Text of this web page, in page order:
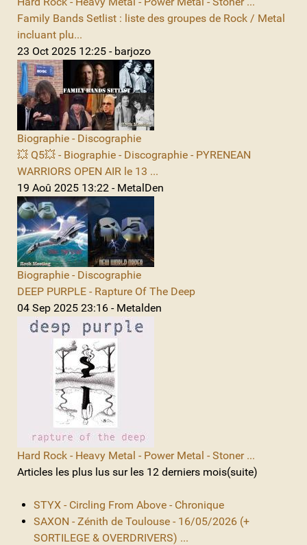
Family Bands Setlist : liste des groupes de Rock / Metal
incluant plu...
23 Oct 2025 12:25 - barjozo
Biographie - Discographie
💥 Q5💥 - Biographie - Discographie - PYRENEAN
WARRIORS OPEN AIR le 13 ...
19 Aoû 2025 13:22 - MetalDen
Biographie - Discographie
DEEP PURPLE - Rapture Of The Deep
04 Sep 2025 23:16 - Metalden
Hard Rock - Heavy Metal - Power Metal - Stoner ...
Articles les plus lus sur les 12 derniers mois(suite)
STYX - Circling From Above - Chronique
SAXON - Zénith de Toulouse - 16/05/2026 (+
SORTILEGE & OVERDRIVERS) ...